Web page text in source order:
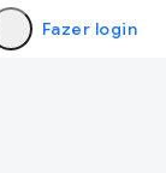
Fazer login